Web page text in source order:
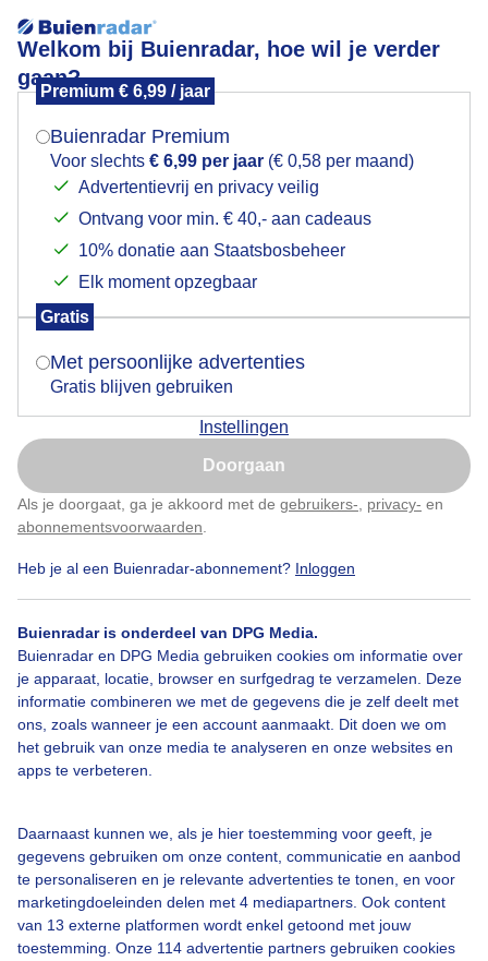
Welkom bij Buienradar, hoe wil je verder
gaan?
Premium € 6,99 / jaar
Buienradar Premium
Voor slechts € 6,99 per jaar (€ 0,58 per maand)
Advertentievrij en privacy veilig
Ontvang voor min. € 40,- aan cadeaus
10% donatie aan Staatsbosbeheer
Elk moment opzegbaar
Gratis
Met persoonlijke advertenties
Gratis blijven gebruiken
Instellingen
Doorgaan
Als je doorgaat, ga je akkoord met de gebruikers- privacy- en
abonnementsvoorwaarden
Heb je al een Buienradar-abonnement? Inloggen
Buienradar is onderdeel van DPG Media.
Buienradar en DPG Media gebruiken cookies om informatie over
je apparaat, locatie, browser en surfgedrag te verzamelen. Deze
informatie combineren we met de gegevens die je zelf deelt met
ons, zoals wanneer je een account aanmaakt. Dit doen we om
het gebruik van onze media te analyseren en onze websites en
apps te verbeteren.
Daarnaast kunnen we, als je hier toestemming voor geeft, je
gegevens gebruiken om onze content, communicatie en aanbod
te personaliseren en je relevante advertenties te tonen, en voor
marketingdoeleinden delen met 4 mediapartners. Ook content
van 13 externe platformen wordt enkel getoond met jouw
toestemming. Onze 114 advertentie partners gebruiken cookies
Sluierbewolking. Zonnig.
Bladertapijt.
Door: Roos Vaessen Gemaakt: 12-11-2025, 25x bekeken
Bladertapijt Zon Wolken
Bekijk slideshow
Een moment geduld aub...
Mogen we je locatie gebruiken voor het
Indien je hier nog geen akkoord op hebt gegeven,
verschijnt er zo een pop-up uit je browser waarin
Is goed, toon de popup
Nu niet, misschien later
Klik hierom dit aan te passen